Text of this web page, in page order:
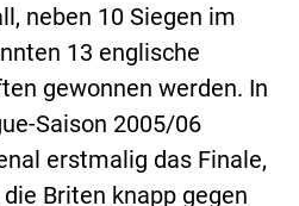
neben 10 Siegen im
13 englische
gewonnen werden. In
Saison 2005/06
erstmalig das Finale,
Briten knapp gegen